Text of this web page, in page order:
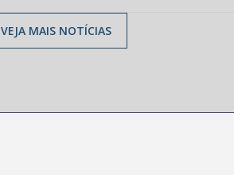
VEJA MAIS NOTÍCIAS